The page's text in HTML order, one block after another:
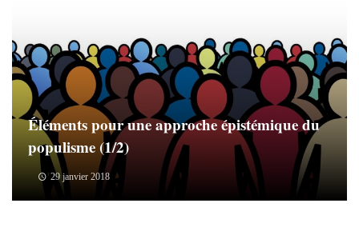
Éléments pour une approche épistémique du
populisme (1/2)
29 janvier 2018